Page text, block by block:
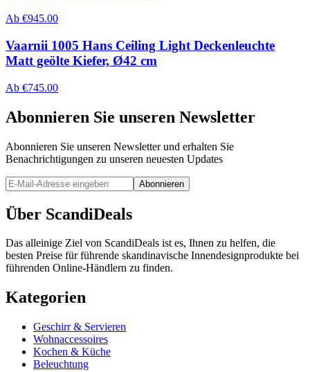
Ab €945.00
Vaarnii 1005 Hans Ceiling Light Deckenleuchte
Matt geölte Kiefer, Ø42 cm
Ab €745.00
Abonnieren Sie unseren Newsletter
Abonnieren Sie unseren Newsletter und erhalten Sie
Benachrichtigungen zu unseren neuesten Updates
Abonnieren
Über ScandiDeals
Das alleinige Ziel von ScandiDeals ist es, Ihnen zu helfen, die
besten Preise für führende skandinavische Innendesignprodukte bei
führenden Online-Händlern zu finden.
Kategorien
Geschirr & Servieren
Wohnaccessoires
Kochen & Küche
Beleuchtung